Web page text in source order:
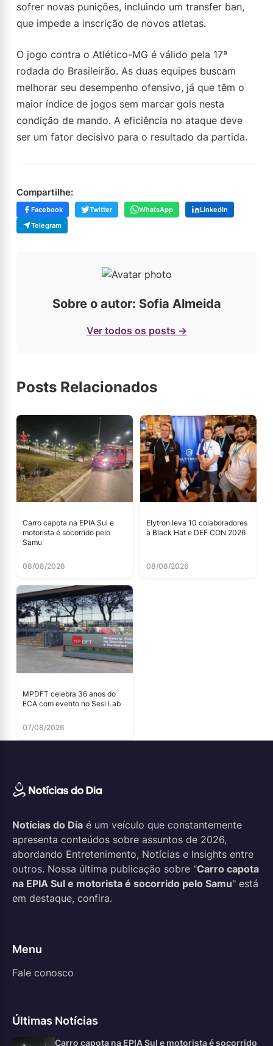
sofrer novas punições, incluindo um transfer ban,
que impede a inscrição de novos atletas.
O jogo contra o Atlético-MG é válido pela 17ª
rodada do Brasileirão. As duas equipes buscam
melhorar seu desempenho ofensivo, já que têm o
maior índice de jogos sem marcar gols nesta
condição de mando. A eficiência no ataque deve
ser um fator decisivo para o resultado da partida.
Compartilhe:
Facebook Twitter WhatsApp
LinkedIn
Telegram
Sobre o autor: Sofia Almeida
Ver todos os posts →
Posts Relacionados
Carro capota na EPIA Sul e
motorista é socorrido pelo
Samu
08/08/2026
Elytron leva 10 colaboradores
à Black Hat e DEF CON 2026
08/08/2026
MPDFT celebra 36 anos do
ECA com evento no Sesi Lab
07/08/2026
Notícias do Dia é um veículo que constantemente
apresenta conteúdos sobre assuntos de 2026,
abordando Entretenimento, Notícias e Insights entre
outros. Nossa última publicação sobre "Carro capota
na EPIA Sul e motorista é socorrido pelo Samu" está
em destaque, confira.
Menu
Fale conosco
Últimas Notícias
Carro capota na EPIA Sul e motorista é socorrido